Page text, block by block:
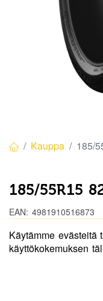
Kauppa 185/
185/55R15
EAN: 4981910516873
Tällä tuotteella ei
Käytämme evästeitä
käyttökokemuksen